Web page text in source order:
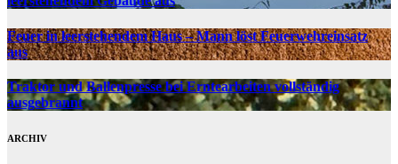
Feuer in leerstehendem Haus – Mann löst Feuerwehreinsatz
aus
Traktor und Ballenpresse bei Erntearbeiten vollständig
ausgebrannt
ARCHIV